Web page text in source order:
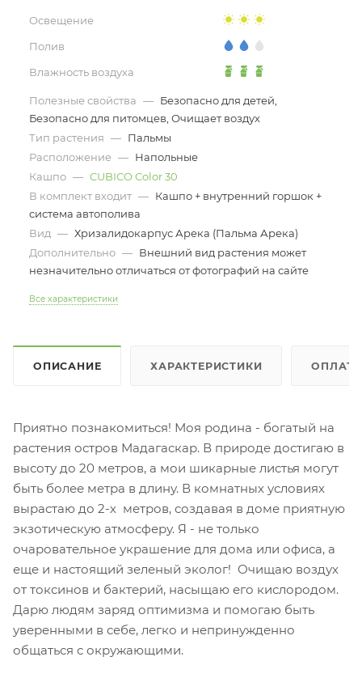
Освещение
Полив
Влажность воздуха
Полезные свойства — Безопасно для детей,
Безопасно для питомцев, Очищает воздух
Тип растения — Пальмы
Расположение — Напольные
Кашпо — CUBICO Color 30
В комплект входит — Кашпо + внутренний горшок +
система автополива
Вид — Хризалидокарпус Арека (Пальма Арека)
Дополнительно — Внешний вид растения может
незначительно отличаться от фотографий на сайте
Все характеристики
ОПИСАНИЕ ХАРАКТЕРИСТИКИ
Приятно познакомиться! Моя родина - богатый на
растения остров Мадагаскар. В природе достигаю в
высоту до 20 метров, а мои шикарные листья могут
быть более метра в длину. В комнатных условиях
вырастаю до 2-х метров, создавая в доме приятную
экзотическую атмосферу. Я - не только
очаровательное украшение для дома или офиса, а
еще и настоящий зеленый эколог! Очищаю воздух
от токсинов и бактерий, насыщаю его кислородом.
Дарю людям заряд оптимизма и помогаю быть
уверенными в себе, легко и непринужденно
общаться с окружающими.